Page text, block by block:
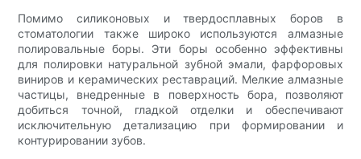
Помимо силиконовых и твердосплавных боров в
стоматологии также широко используются алмазные
полировальные боры. Эти боры особенно эффективны
для полировки натуральной зубной эмали, фарфоровых
виниров и керамических реставраций. Мелкие алмазные
частицы, внедренные в поверхность бора, позволяют
добиться точной, гладкой отделки и обеспечивают
исключительную детализацию при формировании и
контурировании зубов.